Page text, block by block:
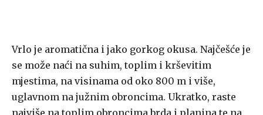
Vrlo je aromatična i jako gorkog okusa. Najčešće je
se može naći na suhim, toplim i krševitim
mjestima, na visinama od oko 800 m i više,
uglavnom na južnim obroncima. Ukratko, raste